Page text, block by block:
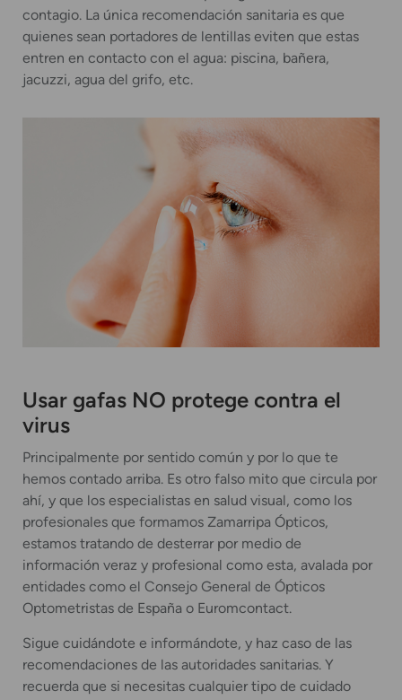
contagio. La única recomendación sanitaria es que
quienes sean portadores de lentillas eviten que estas
entren en contacto con el agua: piscina, bañera,
jacuzzi, agua del grifo, etc.
Usar gafas NO protege contra el
virus
Principalmente por sentido común y por lo que te
hemos contado arriba. Es otro falso mito que circula por
ahí, y que los especialistas en salud visual, como los
profesionales que formamos Zamarripa Ópticos,
estamos tratando de desterrar por medio de
información veraz y profesional como esta, avalada por
entidades como el Consejo General de Ópticos
Optometristas de España o Euromcontact.
Sigue cuidándote e informándote, y haz caso de las
recomendaciones de las autoridades sanitarias. Y
recuerda que si necesitas cualquier tipo de cuidado